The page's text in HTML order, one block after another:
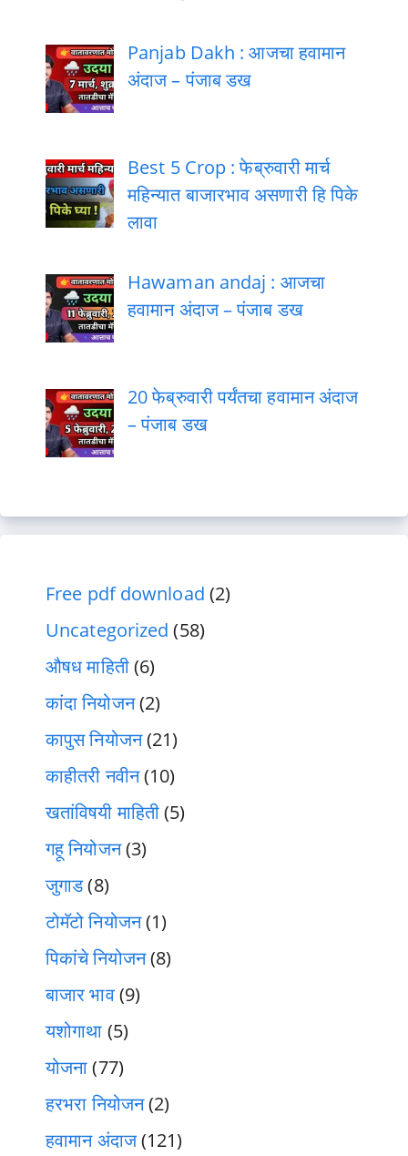
Panjab Dakh : आजचा हवामान
अंदाज – पंजाब डख
Best 5 Crop : फेब्रुवारी मार्च
महिन्यात बाजारभाव असणारी हि पिके
लावा
Hawaman andaj : आजचा
हवामान अंदाज – पंजाब डख
20 फेब्रुवारी पर्यंतचा हवामान अंदाज
– पंजाब डख
Free pdf download (2)
Uncategorized (58)
औषध माहिती(6)
कांदा नियोजन(2)
कापुस नियोजन(21)
काहीतरी नवीन(10)
खतांविषयी माहिती(5)
गहू नियोजन(3)
जुगाड(8)
टोमॅटो नियोजन(1)
पिकांचे नियोजन(8)
बाजार भाव(9)
यशोगाथा (5)
योजना(77)
हरभरा नियोजन(2)
हवामान अंदाज(121)